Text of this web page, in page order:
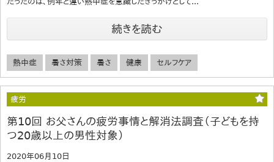
続きを読む
熱中症 暑さ対策 暑さ 健康 セルフケア
疲労
第10回 お父さんの疲労事情と解消法調査（子どもを持
つ20歳以上の男性対象）
2020年06月10日